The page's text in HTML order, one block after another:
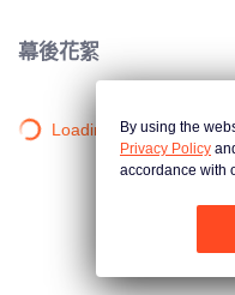
幕後花絮
Loading…By using the
Privacy Policy
accordance with